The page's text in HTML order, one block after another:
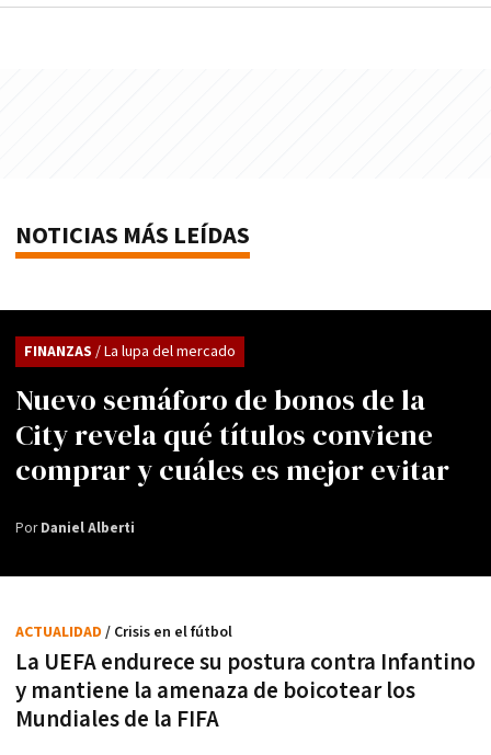
NOTICIAS MÁS LEÍDAS
Nuevo semáforo de bonos de la
City revela qué títulos conviene
comprar y cuáles es mejor evitar
FINANZAS / La lupa del mercado
PorDaniel Alberti
La UEFA endurece su postura contra Infantino
y mantiene la amenaza de boicotear los
Mundiales de la FIFA
ACTUALIDAD / Crisis en el fútbol